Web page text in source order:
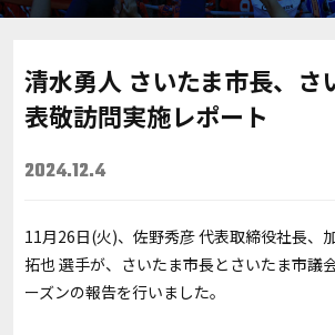
清水勇人 さいたま市長、さ
表敬訪問実施レポート
2024.12.4
11月26日(火)、佐野秀彦 代表取締役社長、
拓也 選手が、さいたま市長とさいたま市議
ーズンの報告を行いました。